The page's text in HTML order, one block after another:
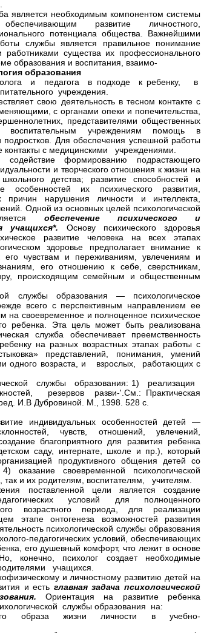
является необходимым компонентом системы
развитие личностного,
потенциала общества. Важнейшими
службы является правильное понимание
работниками существа их профессионального
образования и воспитания, взаимо-
образования
и педагога в подходе к ребенку, в
учреждения.
свою деятельность в тесном контакте с
с органами опеки и попечительства,
представителями общественных
воспитательным учреждениям помощь в
подростков. Для обеспечения успешной работы
контакты с медицинскими учреждениями.
формированию подрастающего
и творческого отношения к жизни на
детства; развитие способностей и
особенностей их психического развития,
причин нарушения личности и интеллекта,
Одной из основных целей психологической
обеспечение психического и
учащихся*. Основу психического здоровья
развитие человека на всех этапах
здоровье предполагает внимание к
его чувствам и переживаниям, увлечениям и
его отношению к себе, сверстникам,
происходящим семейным и общественным
службы образования — психологическое
всего с перспективным направлением ее
на своевременное и полноценное психическое
ребенка. Эта цель может быть реализована
служба обеспечивает преемственность
на разных возрастных этапах работы с
представлений, понимания, умений
одного возраста, и взрослых, работающих с
службы образования: 1) реализация
резервов разви-'.См.: Практическая
И.В Дубровиной. М., 1998. 528 с.
индивидуальных особенностей детей —
чувств, отношений, увлечений,
благоприятного для развития ребенка
саду, интернате, школе и пр.), который
продуктивного общения детей со
оказание своевременной психологической
и их родителям, воспитателям, учителям.
поставленной цели является создание
условий для полноценного
возрастного периода, для реализации
этапе онтогенеза возможностей развития
психологической службы образования
педагогических условий, обеспечивающих
его душевный комфорт, что лежит в основе
Но, конечно, психолог создает необходимые
учащихся.
и личностному развитию детей на
и есть главная задача психологической
Ориентация на развитие ребенка
службы образования на:
образа жизни личности в учебно-